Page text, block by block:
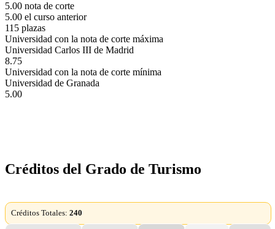
5.00 nota de corte
5.00 el curso anterior
115 plazas
Universidad con la nota de corte máxima
Universidad Carlos III de Madrid
8.75
Universidad con la nota de corte mínima
Universidad de Granada
5.00
Créditos del Grado de Turismo
Créditos Totales: 240